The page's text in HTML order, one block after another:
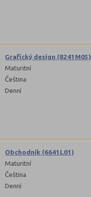
Grafický design (8241M05)
Maturitní
Čeština
Denní
Obchodník (6641L01)
Maturitní
Čeština
Denní